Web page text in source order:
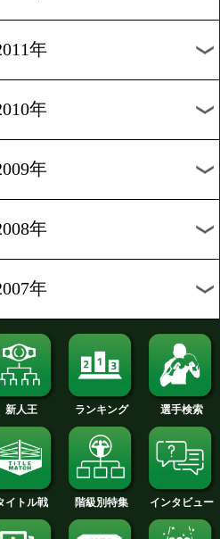
2014年
2013年
2012年
2011年
2010年
2009年